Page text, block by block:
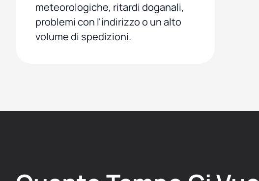
meteorologiche, ritardi doganali,
problemi con l'indirizzo o un alto
volume di spedizioni.